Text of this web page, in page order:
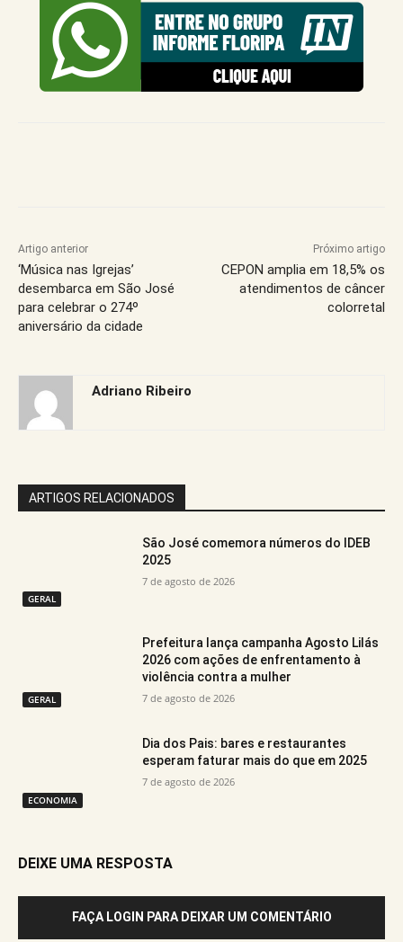
Artigo anterior
‘Música nas Igrejas’
desembarca em São José
para celebrar o 274º
aniversário da cidade
Próximo artigo
CEPON amplia em 18,5% os
atendimentos de câncer
colorretal
Adriano Ribeiro
ARTIGOS RELACIONADOS
GERAL
São José comemora números do IDEB
2025
7 de agosto de 2026
GERAL
Prefeitura lança campanha Agosto Lilás
2026 com ações de enfrentamento à
violência contra a mulher
7 de agosto de 2026
ECONOMIA
Dia dos Pais: bares e restaurantes
esperam faturar mais do que em 2025
7 de agosto de 2026
DEIXE UMA RESPOSTA
FAÇA LOGIN PARA DEIXAR UM COMENTÁRIO